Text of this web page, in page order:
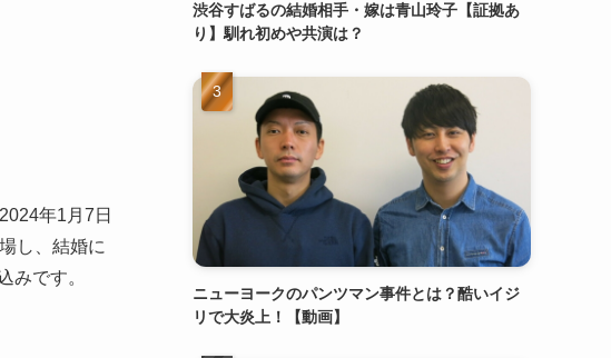
年1月7日
し、結婚に
みです。
渋谷すばるの結婚相手・嫁は青山玲子【証拠あ
り】馴れ初めや共演は？
ニューヨークのパンツマン事件とは？酷いイジ
リで大炎上！【動画】